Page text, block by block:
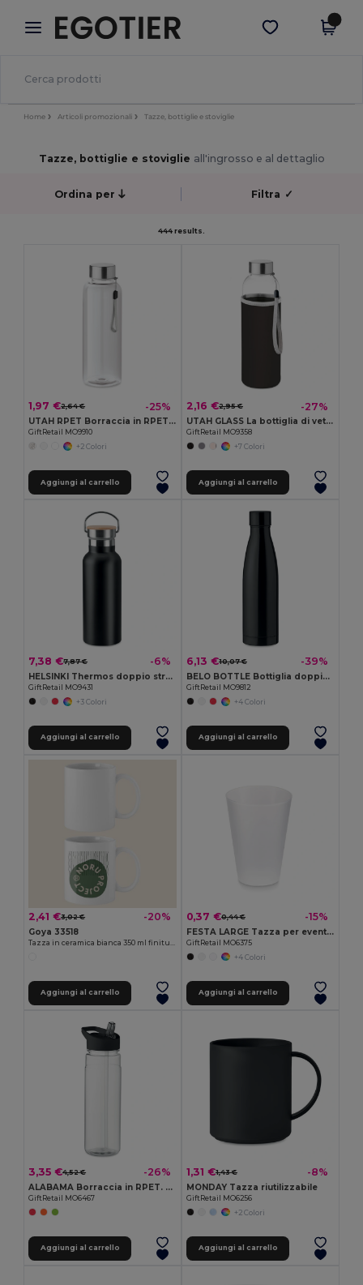
× App Egotier
Prezzi migliori sull'app!
Scarica app
Home Articoli promozionali Tazze, bottiglie e stoviglie
Tazze, bottiglie e stoviglie all'ingrosso e al dettaglio
Ordina per Filtra ✓
444 results.
1,97 €2,64 € -25%
UTAH RPET Borraccia in RPET 500ml
GiftRetail MO9910
+2 Colori
Aggiungi al carrello
2,16 €2,95 € -27%
UTAH GLASS La bottiglia di vetro UTAH GLASS 500 ml
GiftRetail MO9358
+7 Colori
Aggiungi al carrello
7,38 €7,87 € -6%
HELSINKI Thermos doppio strato 500ml
GiftRetail MO9431
+3 Colori
Aggiungi al carrello
6,13 €10,07 € -39%
BELO BOTTLE Bottiglia doppio strato 500ml
GiftRetail MO9812
+4 Colori
Aggiungi al carrello
2,41 €3,02 € -20%
Goya 33518
Aggiungi al carrello
0,37 €0,44 € -15%
FESTA LARGE Tazza per eventi riutilizzabile
GiftRetail MO6375
+4 Colori
Aggiungi al carrello
3,35 €4,52 € -26%
ALABAMA Borraccia in RPET. 650ml PP
GiftRetail MO6467
Aggiungi al carrello
1,31 €1,43 € -8%
MONDAY Tazza riutilizzabile
GiftRetail MO6256
+2 Colori
Aggiungi al carrello